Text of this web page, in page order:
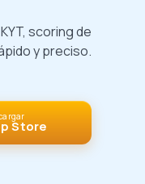
y preciso.
Store